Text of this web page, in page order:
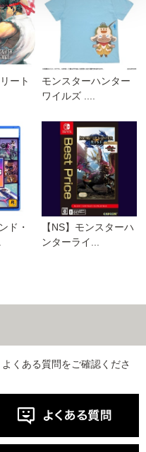
ート
モンスターハンター
ワイルズ ....
ド・
【NS】モンスターハ
ンターライ...
くある質問をご確認くださ